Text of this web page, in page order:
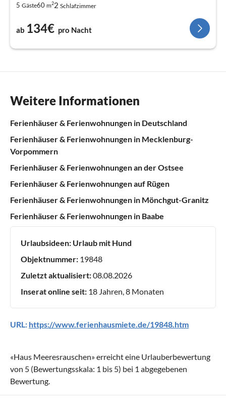
5 Gäste60 m22 Schlafzimmer
ab 134€ pro Nacht
Weitere Informationen
Ferienhäuser & Ferienwohnungen in Deutschland
Ferienhäuser & Ferienwohnungen in Mecklenburg-
Vorpommern
Ferienhäuser & Ferienwohnungen an der Ostsee
Ferienhäuser & Ferienwohnungen auf Rügen
Ferienhäuser & Ferienwohnungen in Mönchgut-Granitz
Ferienhäuser & Ferienwohnungen in Baabe
Urlaubsideen: Urlaub mit Hund
Objektnummer: 19848
Zuletzt aktualisiert:08.08.2026
Inserat online seit: 18 Jahren, 8 Monaten
URL: https://www.ferienhausmiete.de/19848.htm
«Haus Meeresrauschen» erreicht eine Urlauberbewertung
von 5 (Bewertungsskala: 1 bis 5) bei 1 abgegebenen
Bewertung.